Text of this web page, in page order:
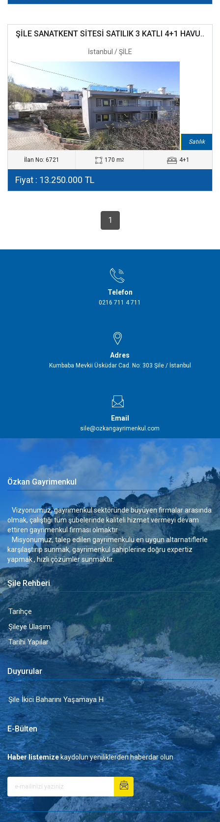
ŞİLE SANATKENT SİTESİ SATILIK 3 KATLI 4+1 HAVU..
İstanbul / ŞİLE
Kiralık
Satılık
İlan No: 6721 170 m2 4+1
Fiyat : 13.250.000 TL
1
Telefon
0216 711 4 711
Adres
Kumbaba Mevkii Üsküdar Cad. No: 303 Şile / İstanbul
Email
sile@ozkangayrimenkul.com
Özkan Gayrimenkul
Vizyonumuz, gayrimenkul sektöründe büyüyen firmalar arasında
olmak, çalıştığı tüm şubelerinde kaliteli hizmet vermeyi devam
ettiren gayrimenkul firması olmaktır.
Misyonumuz, talep edilen gayrimenkulü en uygun altarnatiflerle
karşılaştırıp sunmak, gayrimenkul sahiplerine doğru expertiz
yapmak , hızlı çözümler sunmaktır.
Şile Rehberi
Tarihçe
Şileye Ulaşım
Tarihi Yapılar
Duyurular
Şile İkici Baharını Yaşamaya H
E-Bülten
Haber listemize kaydolun yeniliklerden haberdar olun